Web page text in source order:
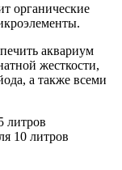
органические
аквариум
жесткости,
а также всеми
литров
10 литров